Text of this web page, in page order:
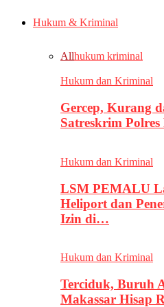
Hukum & Kriminal
Allhukum kriminal
Hukum dan Kriminal
Gercep, Kurang
Satreskrim
Hukum dan Kriminal
LSM PEMALU
Heliport dan
Izin di…
Hukum dan Kriminal
Terciduk, Buruh
Makassar Hisap